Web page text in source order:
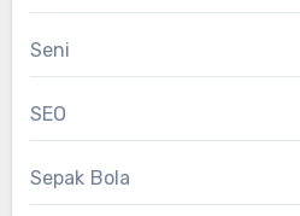
Seni
SEO
Sepak Bola